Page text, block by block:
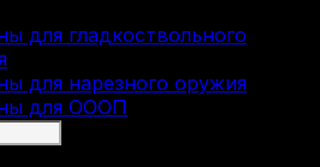
для гладкоствольного
для нарезного оружия
для ОООП